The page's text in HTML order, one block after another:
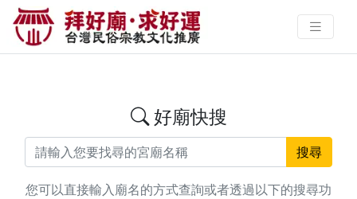
搜尋台中市大安區法會廟宇資料 |
拜好廟求好運 找到與您有緣的信仰
好廟快搜
搜尋
您可以直接輸入廟名的方式查詢或者透過以下的搜尋功